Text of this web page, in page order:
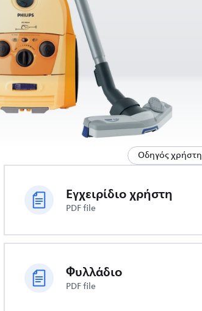
Οδηγός χρήστη
Εγχειρίδιο χρήστη
PDF file
Φυλλάδιο
PDF file